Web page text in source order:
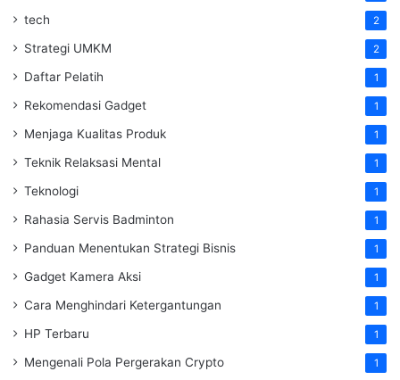
tech 2
Strategi UMKM 2
Daftar Pelatih 1
Rekomendasi Gadget 1
Menjaga Kualitas Produk 1
Teknik Relaksasi Mental 1
Teknologi 1
Rahasia Servis Badminton 1
Panduan Menentukan Strategi Bisnis 1
Gadget Kamera Aksi 1
Cara Menghindari Ketergantungan 1
HP Terbaru 1
Mengenali Pola Pergerakan Crypto 1